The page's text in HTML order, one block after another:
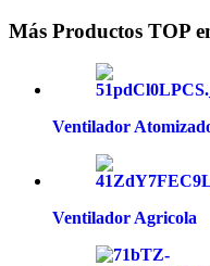
Más Productos TOP
Ventilador
Ventilador Agricola